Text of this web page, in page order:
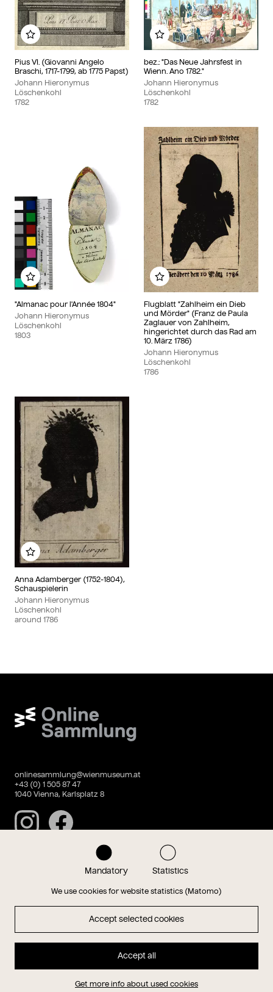
Mandatory Statistics
We use cookies for website statistics (Matomo)
Accept selected cookies
Accept all
Get more info about used cookies
Pius VI. (Giovanni Angelo
Braschi, 1717-1799, ab 1775 Papst)
Johann Hieronymus
Löschenkohl
1782
Add to my album
bez.: "Das Neue Jahrsfest in
Wienn. Ano 1782."
Johann Hieronymus
Löschenkohl
1782
Add to my album
"Almanac pour l'Année 1804"
Johann Hieronymus
Löschenkohl
1803
Add to my album
Flugblatt "Zahlheim ein Dieb
und Mörder" (Franz de Paula
Zaglauer von Zahlheim,
hingerichtet durch das Rad am
10. März 1786)
Johann Hieronymus
Löschenkohl
1786
Add to my album
Anna Adamberger (1752-1804),
Schauspielerin
Johann Hieronymus
Löschenkohl
around 1786
Add to my album
Wien Museum Online Sammlung
onlinesammlung@wienmuseum.at
+43 (0) 1 505 87 47
1040 Vienna, Karlsplatz 8
InstagramFacebook
Magazin
Hauptseite
Imprint